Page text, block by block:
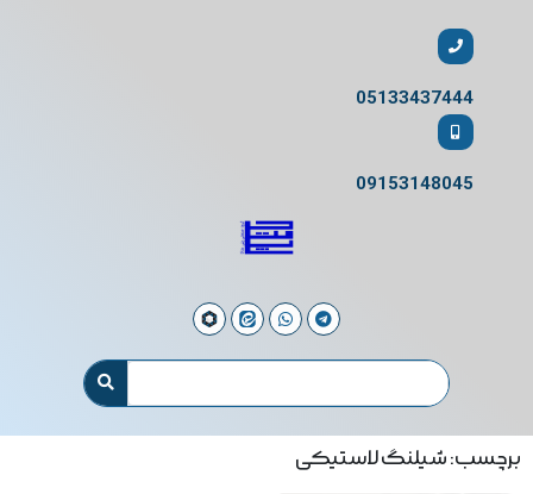
05133437444
09153148045
برچسب: شیلنگ لاستیکی